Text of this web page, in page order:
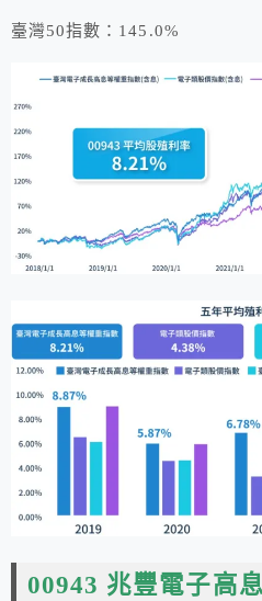
臺灣50指數：145.0%
00943 兆豐電子高